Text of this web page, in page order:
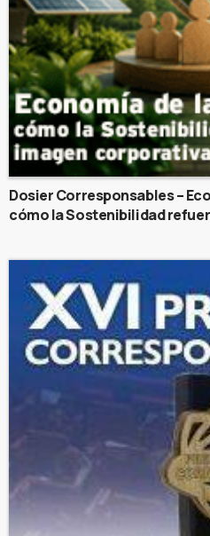
Dosier Corresponsables –
cómo la Sostenibilidad